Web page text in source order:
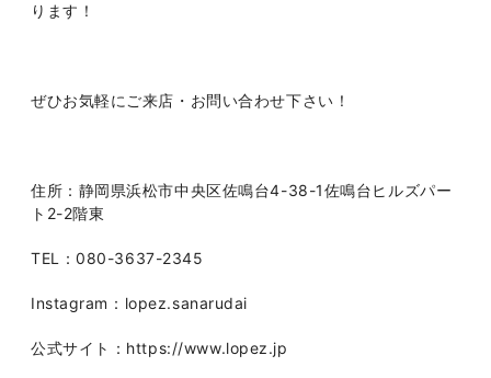
ります！
ぜひお気軽にご来店・お問い合わせ下さい！
住所：静岡県浜松市中央区佐鳴台4-38-1佐鳴台ヒルズパー
ト2-2階東
TEL：080-3637-2345
Instagram：lopez.sanarudai
公式サイト：https://www.lopez.jp